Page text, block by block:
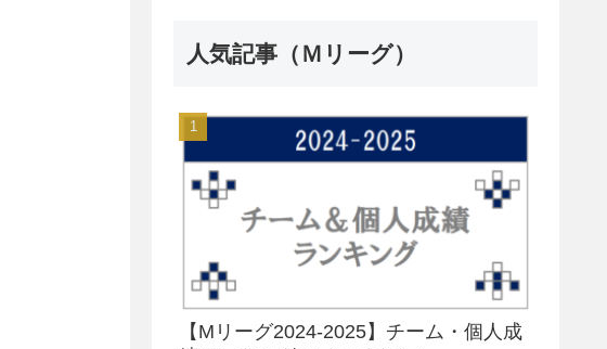
人気記事（Ｍリーグ）
【Mリーグ2024-2025】チーム・個人成